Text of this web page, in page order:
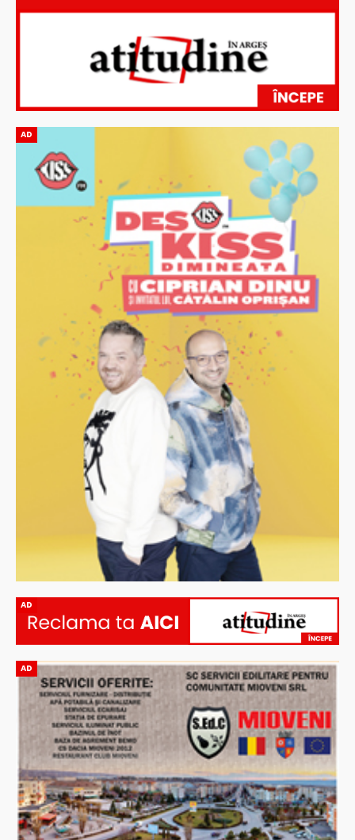
AD
AD
AD